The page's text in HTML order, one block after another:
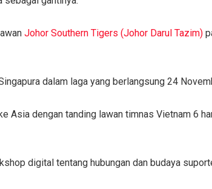
Johor Southern Tigers (Johor Darul Tazim)
dalam laga yang berlangsung 24
Asia dengan tanding lawan timnas Vietnam 6
digital tentang hubungan dan budaya